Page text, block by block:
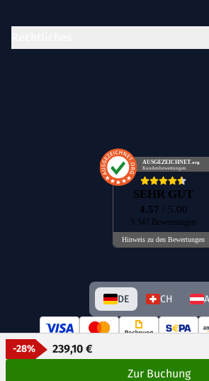
-28% 239,10 €
Zur Buchung
AUSGEZEICHNET .org
Kundenbewertungen
SEHR GUT
4.57 / 5.00
5.347 Bewertungen
Hinweis zu den Bewertungen
DE CH
© GetAway Travel GmbH 2026 Alle